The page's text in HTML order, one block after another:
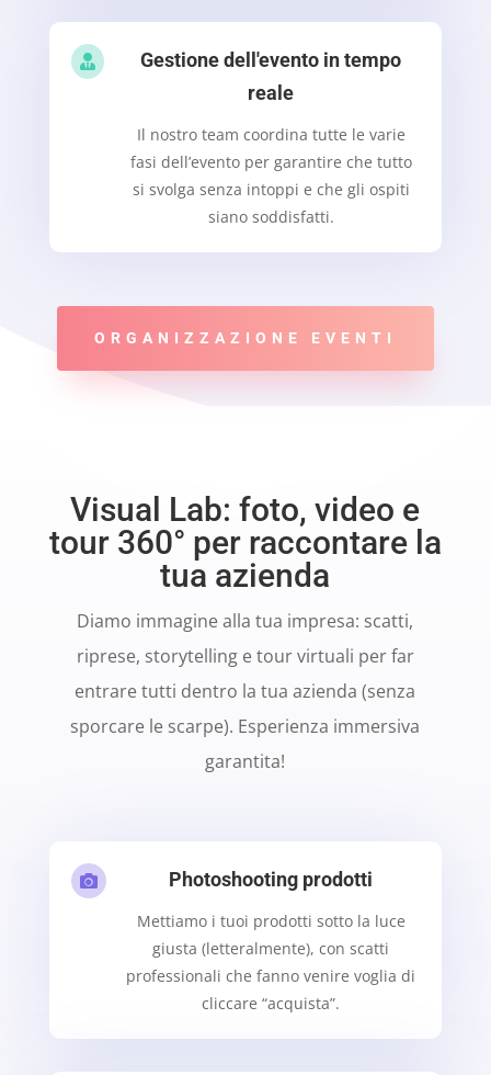

Gestione dell'evento in tempo
reale
Il nostro team coordina tutte le varie
fasi dell’evento per garantire che tutto
si svolga senza intoppi e che gli ospiti
siano soddisfatti.
ORGANIZZAZIONE EVENTI
Visual Lab: foto, video e
tour 360° per raccontare la
tua azienda
Diamo immagine alla tua impresa: scatti,
riprese, storytelling e tour virtuali per far
entrare tutti dentro la tua azienda (senza
sporcare le scarpe). Esperienza immersiva
garantita!
 Photoshooting prodotti
Mettiamo i tuoi prodotti sotto la luce
giusta (letteralmente), con scatti
professionali che fanno venire voglia di
cliccare “acquista”.